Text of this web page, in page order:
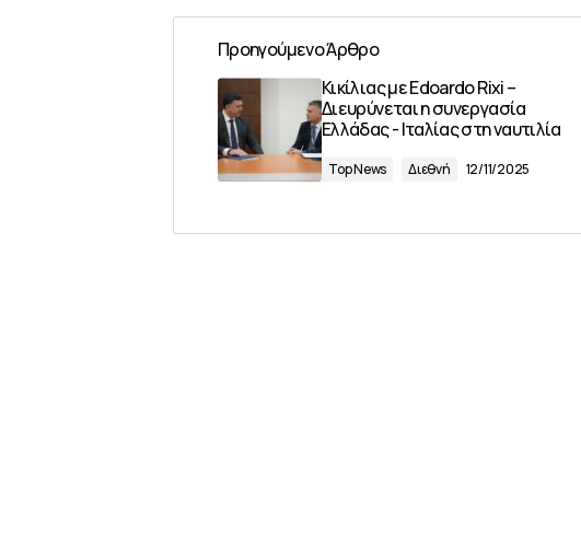
Προηγούμενο Άρθρο
Κικίλιας με Edoardo Rixi –
Διευρύνεται η συνεργασία
Ελλάδας - Ιταλίας στη ναυτιλία
Top News Διεθνή 12/11/2025